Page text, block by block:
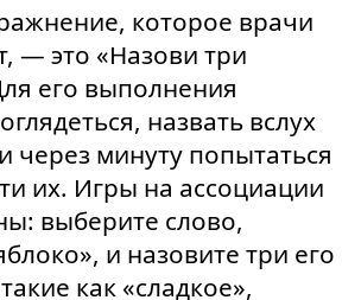
которое врачи
— это «Назови три
его выполнения
назвать вслух
через минуту попытаться
их. Игры на ассоциации
выберите слово,
и назовите три его
как «сладкое»,